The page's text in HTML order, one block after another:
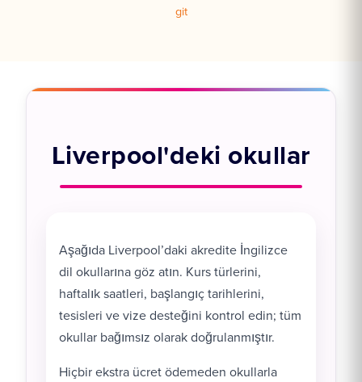
git
Liverpool'deki okullar
Aşağıda Liverpool’daki akredite İngilizce
dil okullarına göz atın. Kurs türlerini,
haftalık saatleri, başlangıç tarihlerini,
tesisleri ve vize desteğini kontrol edin; tüm
okullar bağımsız olarak doğrulanmıştır.
Hiçbir ekstra ücret ödemeden okullarla